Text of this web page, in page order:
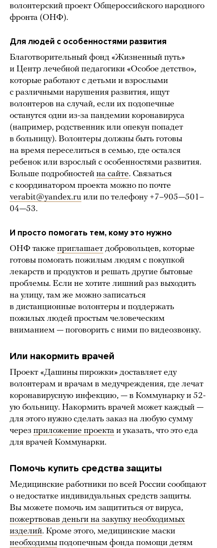
волонтерский проект Общероссийского народного
фронта (ОНФ).
Для людей с особенностями развития
Благотворительный фонд «Жизненный путь»
и Центр лечебной педагогики «Особое детство»,
которые работают с детьми и взрослыми
с различными нарушения развития, ищут
волонтеров на случай, если их подопечные
останутся одни из-за пандемии коронавируса
(например, родственник или опекун попадет
в больницу). Волонтеры должны быть готовы
на время переселиться в семью, где остался
ребенок или взрослый с особенностями развития.
Больше подробностей на сайте. Связаться
с координатором проекта можно по почте
verabit@yandex.ru или по телефону +7–905—501–
04—53.
И просто помогать тем, кому это нужно
ОНФ также приглашает добровольцев, которые
готовы помогать пожилым людям с покупкой
лекарств и продуктов и решать другие бытовые
проблемы. Если не хотите лишний раз выходить
на улицу, там же можно записаться
в дистанционные волонтеры и поддержать
пожилых людей простым человеческим
вниманием — поговорить с ними по видеозвонку.
Или накормить врачей
Проект «Дашины пирожки» доставляет еду
волонтерам и врачам в медучреждения, где лечат
коронавирусную инфекцию, — в Коммунарку и 52-
ую больницу. Накормить врачей может каждый —
для этого нужно сделать заказ на любую сумму
через приложение проекта и указать, что это еда
для врачей Коммунарки.
Помочь купить средства защиты
Медицинские работники по всей России сообщают
о недостатке индивидуальных средств защиты.
Вы можете помочь им защититься от вируса,
пожертвовав деньги на закупку необходимых
изделий. Кроме этого, медицинские маски
необходимы подопечным фонда помощи детям